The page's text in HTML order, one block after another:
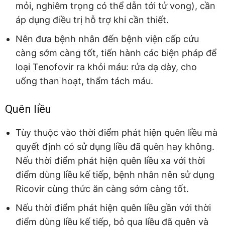
mỏi, nghiêm trọng có thể dẫn tới tử vong), cần
áp dụng điều trị hỗ trợ khi cần thiết.
Nên đưa bệnh nhân đến bệnh viện cấp cứu
càng sớm càng tốt, tiến hành các biện pháp để
loại Tenofovir ra khỏi máu: rửa dạ dày, cho
uống than hoạt, thẩm tách máu.
Quên liều
Tùy thuộc vào thời điểm phát hiện quên liều mà
quyết định có sử dụng liều đã quên hay không.
Nếu thời điểm phát hiện quên liều xa với thời
điểm dùng liều kế tiếp, bệnh nhân nên sử dụng
Ricovir cùng thức ăn càng sớm càng tốt.
Nếu thời điểm phát hiện quên liều gần với thời
điểm dùng liều kế tiếp, bỏ qua liều đã quên và